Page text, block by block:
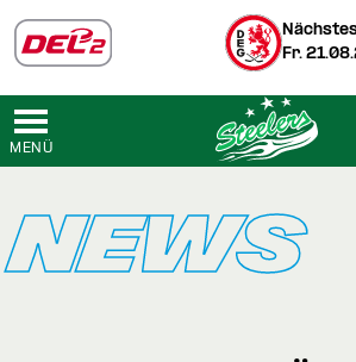
Fr.
MENÜ
NEWS